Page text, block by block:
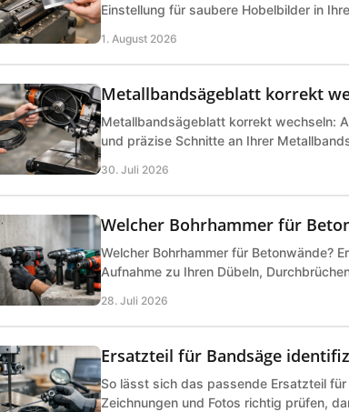
Einstellung für saubere Hobelbilder in
1. August 2026
Metallbandsägeblatt korrekt
Metallbandsägeblatt korrekt wechseln:
und präzise Schnitte an Ihrer
30. Juli 2026
Welcher Bohrhammer für
Welcher Bohrhammer für Betonwände?
Aufnahme zu Ihren Dübeln,
28. Juli 2026
Ersatzteil für Bandsäge
So lässt sich das passende Ersatzteil
Zeichnungen und Fotos richtig prüfen,